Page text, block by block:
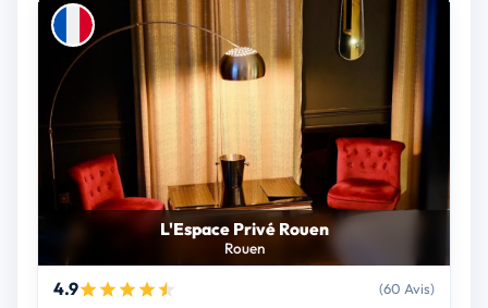
L'Espace Privé Rouen
Rouen
4.9 (60 Avis)